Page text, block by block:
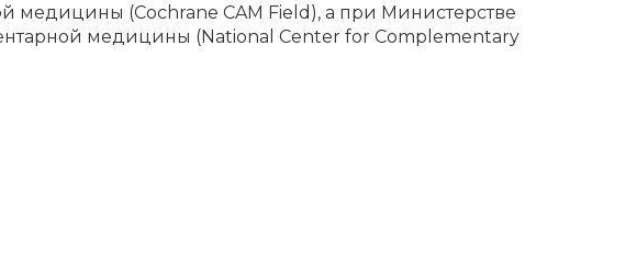
медицины (Cochrane CAM Field), а при Министерстве
медицины (National Center for Complementary